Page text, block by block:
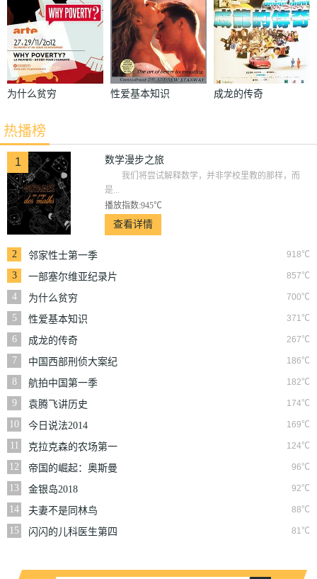
为什么贫穷 性爱基本知识 成龙的传奇
热播榜
1 数学漫步之旅
我们将尝试解释数学，并非学校里教的那样，而
是...
播放指数:945℃
查看详情
2 918℃
邻家性士第一季
3
857℃
一部塞尔维亚纪录片
4
700℃
为什么贫穷
5
371℃
性爱基本知识
6
267℃
成龙的传奇
7
186℃
中国西部刑侦大案纪
实
8 182℃
航拍中国第一季
9
174℃
袁腾飞讲历史
10
169℃
今日说法2014
11
124℃
克拉克森的农场第一
季
12 96℃
帝国的崛起：奥斯曼
第一季
13 92℃
金银岛2018
14
88℃
夫妻不是同林鸟
15
81℃
闪闪的儿科医生第四